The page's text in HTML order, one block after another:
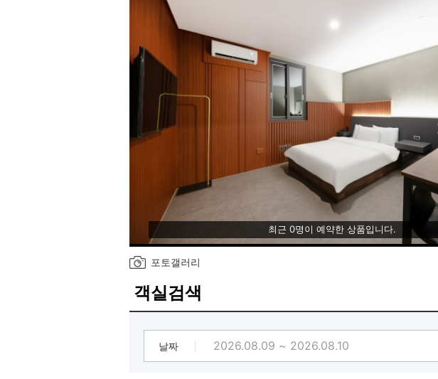
최근 0명이 예약한 상품입니다.
포토갤러리
객실검색
날짜